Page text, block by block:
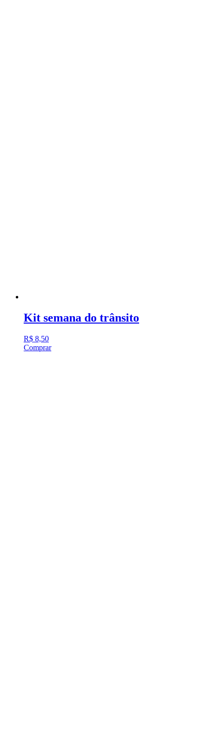
Kit semana do trânsito
R$ 8,50
Comprar